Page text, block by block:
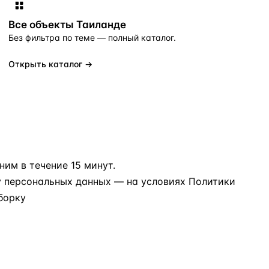
Все объекты Таиланде
Без фильтра по теме — полный каталог.
Открыть каталог →
в течение 15 минут.
персональных данных — на условиях Политики